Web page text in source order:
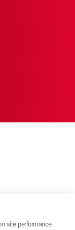
site performance